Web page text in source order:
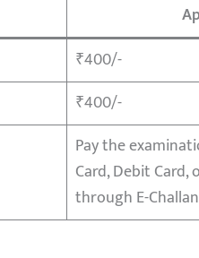
₹400/-
₹400/-
Pay the
Card, Debit
through E-